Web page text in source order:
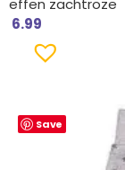
effen zachtroze
6.99
Save